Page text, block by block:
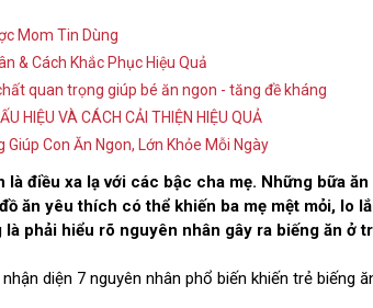
Mom Tin Dùng
& Cách Khắc Phục Hiệu Quả
quan trọng giúp bé ăn ngon - tăng đề kháng
HIỆU VÀ CÁCH CẢI THIỆN HIỆU QUẢ
Con Ăn Ngon, Lớn Khỏe Mỗi Ngày
điều xa lạ với các bậc cha mẹ. Những bữa
ăn yêu thích có thể khiến ba mẹ mệt mỏi, lo
phải hiểu rõ nguyên nhân gây ra biếng ăn ở
diện 7 nguyên nhân phổ biến khiến trẻ biếng